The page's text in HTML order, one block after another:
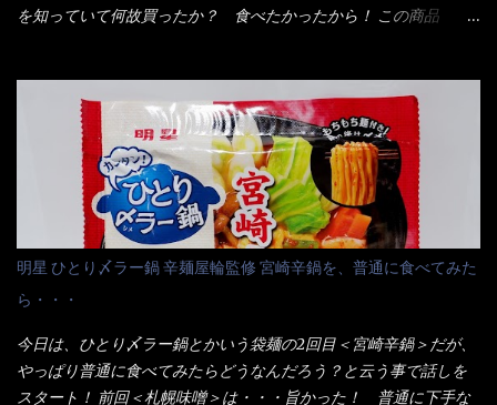
部カップの中でカオス状態。 これ特に縦型Bigカップだと、スー
りました～ 熱湯によりカップ内に対流が起こり、表層が泡立っ
ている～ 隣に用意したのが、ホワイトカップ丼型です。 こちら
へ内容物を全て移すのと同時に、スープも満遍なく全体に行き渡
させる。 箸で麺から移動させ、具とスープは最後に移すとこうな
りました。 良い感じではないか！ やはり一部粉末スープが縦型
カップの壁面に残っていたので、ぜーんぶ箸等で落としてホワイ
トカップへ。 まずは麺を見ると、カップヌードルとしては太く平
打ちで縮れてます。 ■蒙古タンメン中本の麺 蒙古タンメンの方
は、やはり太く平打ちですが麺の厚みがあるような・・・ 食感
は、どちらも柔らかいと感じは同じ。 湯に戻りやすい特性が強
いのね。 箸で持ち上げた状態は・・・ ■カップヌードル激辛味噌 ■
蒙古タンメン中本カップ どちらも箸で持ち上げた感じは、重
を知っていて何故買ったか？ 食べたかったから！ この商品
てみないといけないじゃん！（知るのが遅い） リニューアル前の
は食べた事あるのよ！でもここ数年は、カップ麺の方が話題性も
品揃えも上じゃん！ だって話題性の無いのを食べても・・・しょ
うが無いじゃん！ 日本で話題性が無いのに、外国の人には尚更ね
ぇ～ 袋麺と云えば【サッポロ一番】と云われる程だが、10年位前
に革新的な袋麺が出た！ それは『マルちゃん正麺』と云われる商
品！！ 生麺感覚～と大御所俳優の役所広司を起用したCMで一躍
有名になりTOPに・・・その後ライバルとして日清から【ラ王】
がリリース！つまり今回の【日清のラーメン屋さん】は、袋麺と
しては廉価版のポジション・・・ 事実ラ王は、HPでは別扱い！
本品なんか出前一丁などと一緒くたの扱い。 袋麺はスープは粉末
スープが主流でしょう！？だから味は・・・イマイチ（小生感
明星 ひとり〆ラー鍋 辛麺屋輪監修 宮崎辛鍋を、普通に食べてみた
ら・・・
今日は、ひとり〆ラー鍋とかいう袋麺の2回目＜宮崎辛鍋＞だが、
やっぱり普通に食べてみたらどうなんだろう？と云う事で話しを
スタート！ 前回＜札幌味噌＞は・・・旨かった！ 普通に下手な